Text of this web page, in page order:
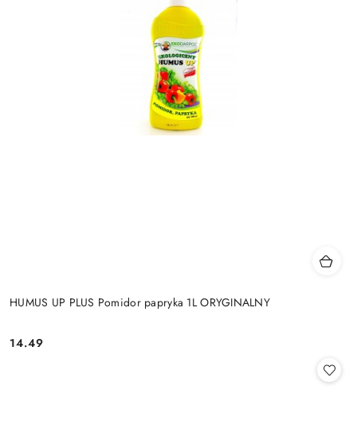
HUMUS UP PLUS Pomidor papryka 1L ORYGINALNY
Cena:
14.49